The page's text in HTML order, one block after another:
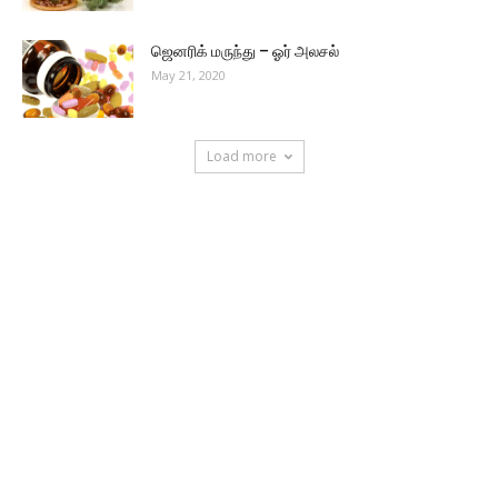
ஜெனரிக் மருந்து – ஓர் அலசல்
May 21, 2020
Load more